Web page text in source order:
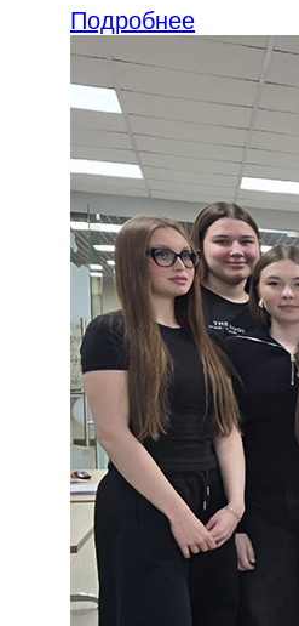
Подробнее